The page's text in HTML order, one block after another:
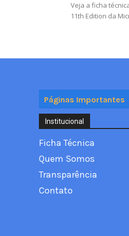
Veja a ficha
11th Edition da
Páginas Importantes
Institucional
Ficha Técnica
Quem Somos
Transparência
Contato